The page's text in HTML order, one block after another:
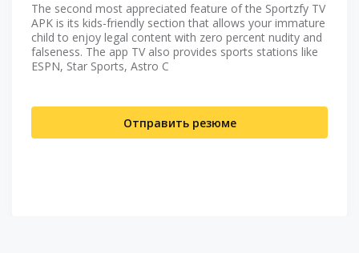
The second most appreciated feature of the Sportzfy TV
APK is its kids-friendly section that allows your immature
child to enjoy legal content with zero percent nudity and
falseness. The app TV also provides sports stations like
ESPN, Star Sports, Astro C
Отправить резюме